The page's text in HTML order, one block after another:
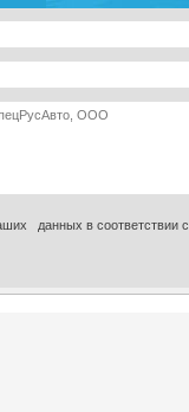
данных в соответствии с